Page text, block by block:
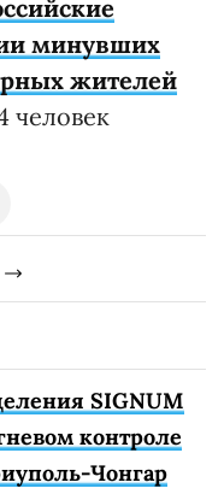
минувших
жителей
человек
SIGNUM
контроле
Чонгар